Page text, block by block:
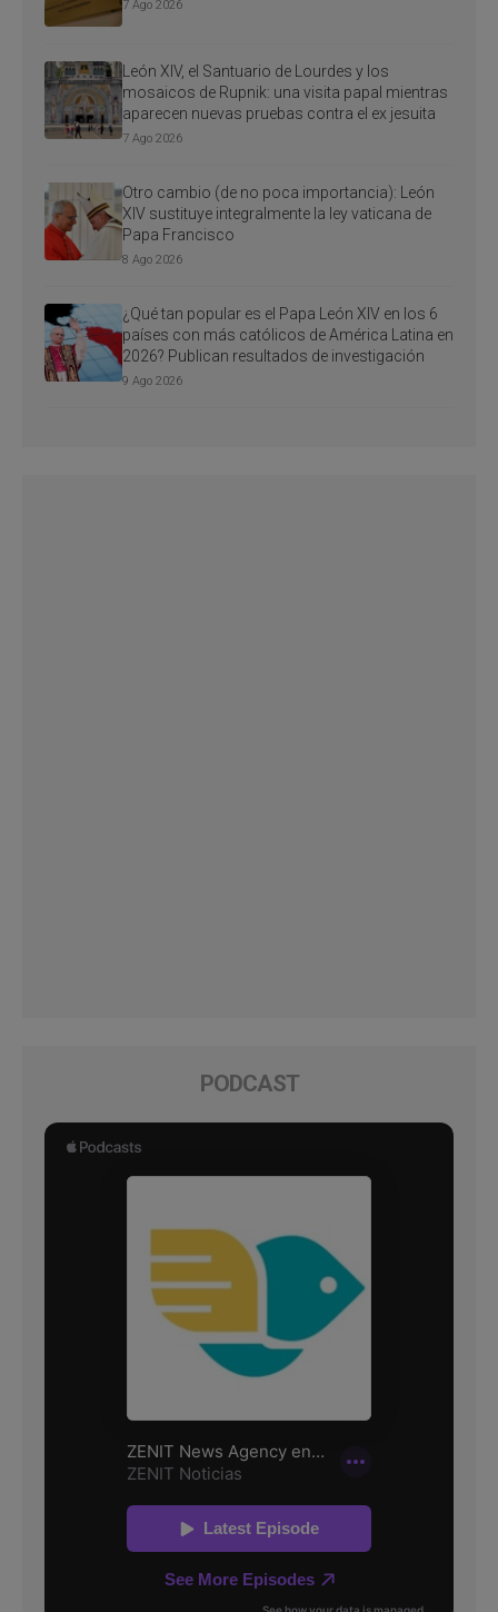
7 Ago 2026
León XIV, el Santuario de Lourdes y los
mosaicos de Rupnik: una visita papal mientras
aparecen nuevas pruebas contra el ex jesuita
7 Ago 2026
Otro cambio (de no poca importancia): León
XIV sustituye integralmente la ley vaticana de
Papa Francisco
8 Ago 2026
¿Qué tan popular es el Papa León XIV en los 6
países con más católicos de América Latina en
2026? Publican resultados de investigación
9 Ago 2026
PODCAST